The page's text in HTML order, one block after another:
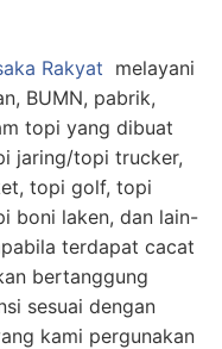
Rakyat melayani
BUMN, pabrik,
topi yang dibuat
jaring/topi trucker,
topi golf, topi
boni laken, dan lain-
terdapat cacat
bertanggung
sesuai dengan
kami pergunakan